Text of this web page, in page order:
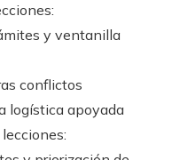
y ventanilla
conflictos
logística apoyada